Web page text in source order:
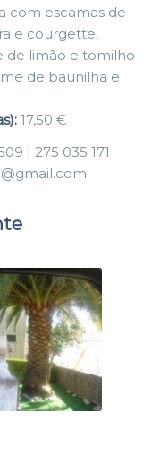
com escamas de
e courgette,
de limão e tomilho
de baunilha e
17,50 €
| 275 035 171